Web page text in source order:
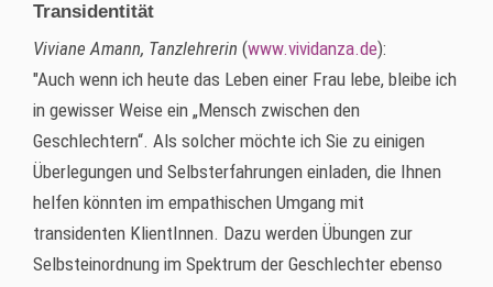
Transidentität
Viviane Amann, Tanzlehrerin (www.vividanza.de):
"Auch wenn ich heute das Leben einer Frau lebe, bleibe ich
in gewisser Weise ein „Mensch zwischen den
Geschlechtern“. Als solcher möchte ich Sie zu einigen
Überlegungen und Selbsterfahrungen einladen, die Ihnen
helfen könnten im empathischen Umgang mit
transidenten KlientInnen. Dazu werden Übungen zur
Selbsteinordnung im Spektrum der Geschlechter ebenso